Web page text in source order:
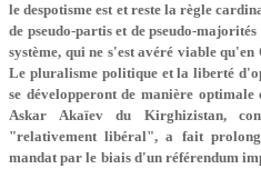
le despotisme est et reste la règle
de pseudo-partis et de pseudo-
système, qui ne s'est avéré viable
Le pluralisme politique et la liberté
se développeront de manière
Askar Akaïev du Kirghizistan,
"relativement libéral", a fait
mandat par le biais d'un référendum